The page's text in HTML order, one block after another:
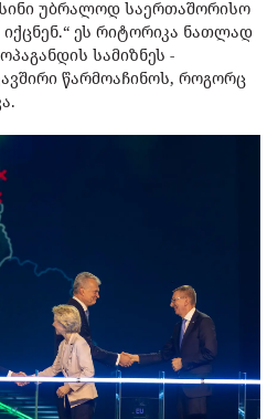
უბრალოდ საერთაშორისო
ეს რიტორიკა ნათლად
სამიზნეს -
წარმოაჩინოს, როგორც